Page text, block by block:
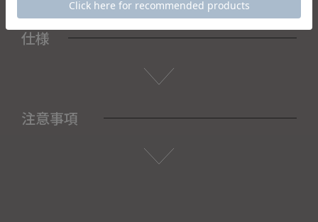
仕様
注意事項